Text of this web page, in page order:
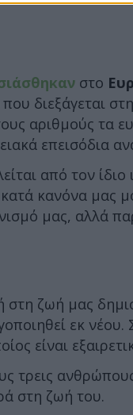
στο
που διεξάγεται
αριθμούς τα
επεισόδια
από τον ίδιο
κανόνα μας
μας, αλλά
στη ζωή μας
εκ νέου.
είναι
τρεις
στη ζωή του.